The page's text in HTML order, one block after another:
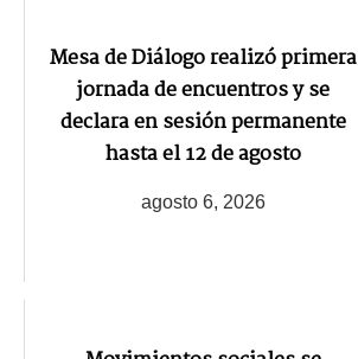
Mesa de Diálogo realizó primera
jornada de encuentros y se
declara en sesión permanente
hasta el 12 de agosto
agosto 6, 2026